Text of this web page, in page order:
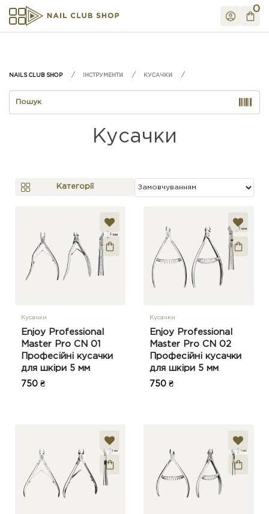
0
ІНСТРУМЕНТИ КУСАЧКИ
Кусачки
Категорії
Кусачки
Enjoy Professional
Master Pro CN 01
Професійні кусачки
для шкіри 5 мм
750 ₴
Кусачки
Enjoy Professional
Master Pro CN 02
Професійні кусачки
для шкіри 5 мм
750 ₴